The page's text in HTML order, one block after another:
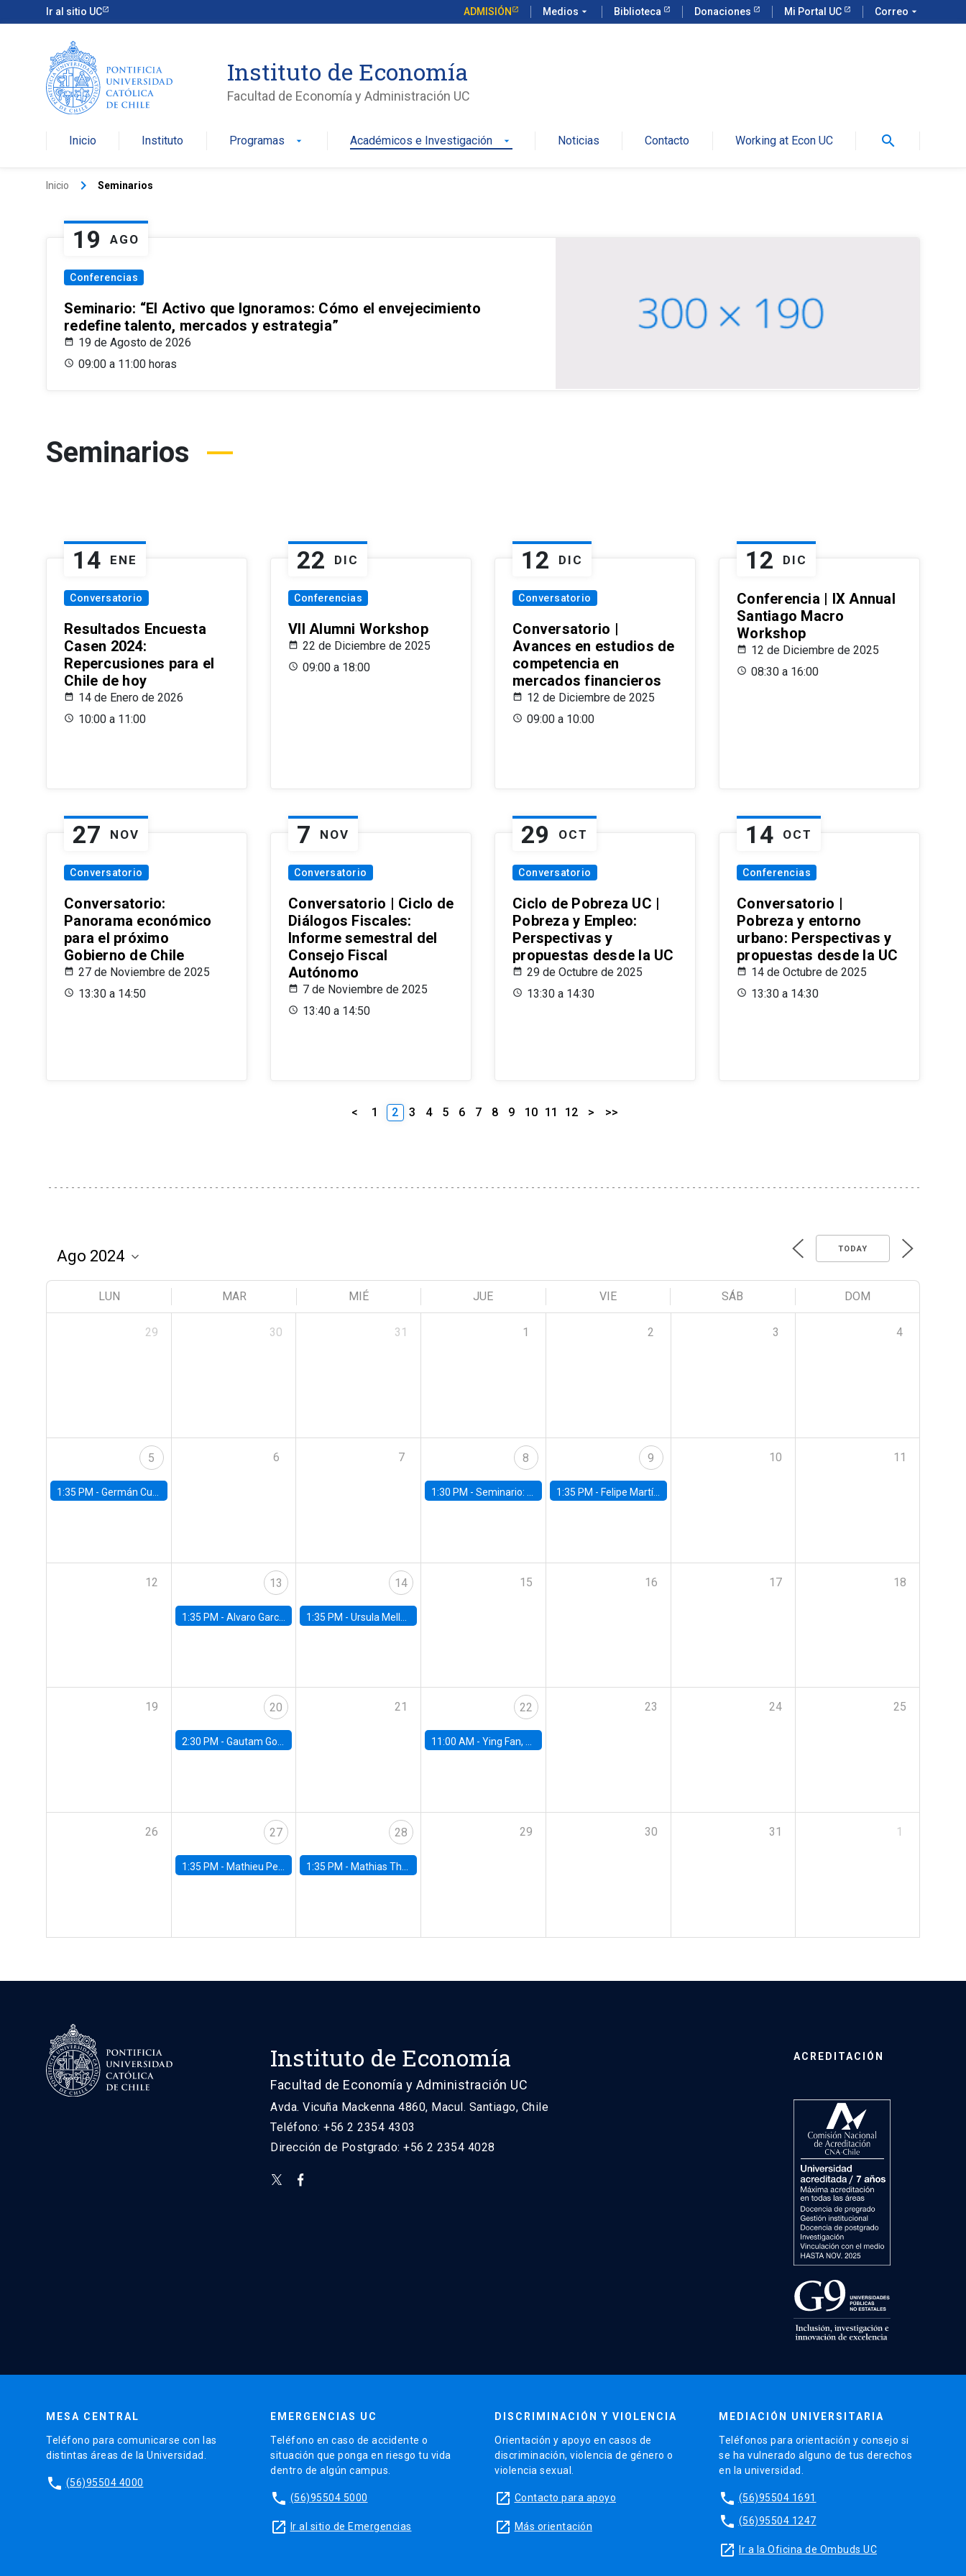
Ir al sitio UC ADMISIÓN Medios arrow_drop_down Biblioteca Donaciones Mi Portal UC Correo arrow_drop_down
Instituto de Economía
Facultad de Economía y Administración UC
Inicio Instituto Programas arrow_drop_down Académicos e Investigación arrow_drop_down Noticias Contacto Working at Econ UC search
Inicio keyboard_arrow_right Seminarios
19 AGO
Conferencias
Seminario: “El Activo que Ignoramos: Cómo el envejecimiento
redefine talento, mercados y estrategia”
19 de Agosto de 2026
09:00 a 11:00 horas
Seminarios
14 ENE
Conversatorio
Resultados Encuesta
Casen 2024:
Repercusiones para el
Chile de hoy
14 de Enero de 2026
10:00 a 11:00
22 DIC
Conferencias
VII Alumni Workshop
22 de Diciembre de 2025
09:00 a 18:00
12 DIC
Conversatorio
Conversatorio |
Avances en estudios de
competencia en
mercados financieros
12 de Diciembre de 2025
09:00 a 10:00
12 DIC
Conferencia | IX Annual
Santiago Macro
Workshop
12 de Diciembre de 2025
08:30 a 16:00
27 NOV
Conversatorio
Conversatorio:
Panorama económico
para el próximo
Gobierno de Chile
27 de Noviembre de 2025
13:30 a 14:50
7 NOV
Conversatorio
Conversatorio | Ciclo de
Diálogos Fiscales:
Informe semestral del
Consejo Fiscal
Autónomo
7 de Noviembre de 2025
13:40 a 14:50
29 OCT
Conversatorio
Ciclo de Pobreza UC |
Pobreza y Empleo:
Perspectivas y
propuestas desde la UC
29 de Octubre de 2025
13:30 a 14:30
14 OCT
Conferencias
Conversatorio |
Pobreza y entorno
urbano: Perspectivas y
propuestas desde la UC
14 de Octubre de 2025
13:30 a 14:30
< 1 2 3 4 5 6 7 8 9 10 11 12 > >>
TODAY
LUN MAR MIÉ JUE VIE SÁB DOM
29 30 31 1 2 3 4
5
1:35 PM - Germán Cubas, University of Houston
6 7 8
1:30 PM -Seminario: “Recuperando la humanidad para progresar en la era de la IA»
9
1:35 PM - Felipe Martínez, alumno Doctorado en Economía UC
10 11
12 13
1:35 PM - Alvaro Garcia-Marin, Universidad de Los Andes
14
1:35 PM -Ursula Mello, Insper - Institute of Education and Research
15 16 17 18
19 20
2:30 PM - Gautam Gowrisankaran, Columbia University
21 22
11:00 AM -Ying Fan, University of Michigan
23 24 25
26 27
1:35 PM - Mathieu Pedemonte, IDB
28
1:35 PM - Mathias Thoenig, University of Lausanne
29 30 31 1
Instituto de Economía
Facultad de Economía y Administración UC
Avda. Vicuña Mackenna 4860, Macul. Santiago, Chile
Teléfono: +56 2 2354 4303
Dirección de Postgrado: +56 2 2354 4028
ACREDITACIÓN
MESA CENTRAL
Teléfono para comunicarse con las
distintas áreas de la Universidad.
phone (56)95504 4000
EMERGENCIAS UC
Teléfono en caso de accidente o
situación que ponga en riesgo tu vida
dentro de algún campus.
phone (56)95504 5000
launch Ir al sitio de Emergencias
DISCRIMINACIÓN Y VIOLENCIA
Orientación y apoyo en casos de
discriminación, violencia de género o
violencia sexual.
launch Contacto para apoyo
launch Más orientación
MEDIACIÓN UNIVERSITARIA
Teléfonos para orientación y consejo si
se ha vulnerado alguno de tus derechos
en la universidad.
phone (56)95504 1691
phone (56)95504 1247
launch Ir a la Oficina de Ombuds UC